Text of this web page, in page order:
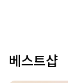
베스트샵